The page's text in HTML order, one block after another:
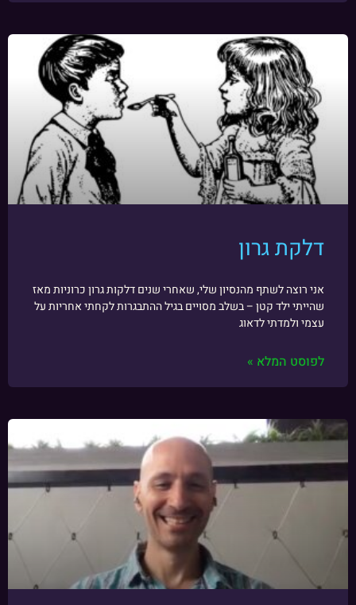
דלקת גרון
אני רוצה לשתף מהנסיון שלי, שאחרי שנים דלקות גרון כרוניות מאז
שהייתי ילד קטן – בשלב מסויים בגיל ההתבגרות לקחתי אחריות על
עצמי ולמדתי לדאוג
לפוסט המלא »